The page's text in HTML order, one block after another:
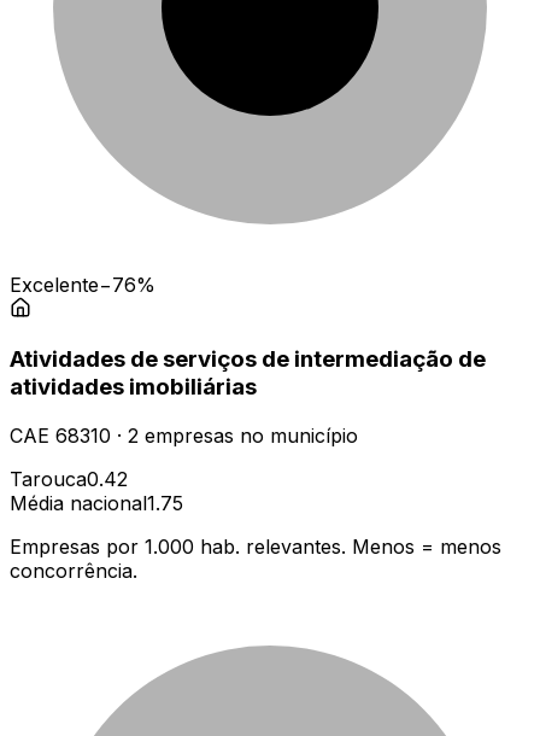
Excelente−76%
Atividades de serviços de intermediação de
atividades imobiliárias
CAE 68310 · 2 empresas no município
Tarouca0.42
Média nacional1.75
Empresas por 1.000 hab. relevantes. Menos = menos
concorrência.